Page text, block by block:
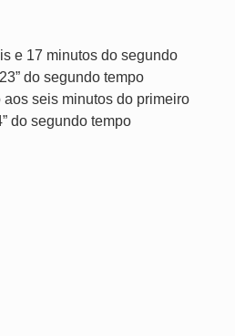
e 17 minutos do segundo
do segundo tempo
seis minutos do primeiro
do segundo tempo